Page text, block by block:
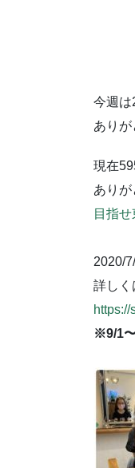
今週は
ありが
現在
ありが
目指
2020/
詳しく
※9/1